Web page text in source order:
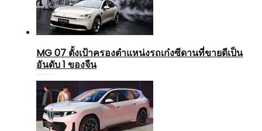
MG 07 ตั้งเป้าครองตำแหน่งรถเก๋งซีดานที่ขายดีเป็น
อันดับ 1 ของจีน